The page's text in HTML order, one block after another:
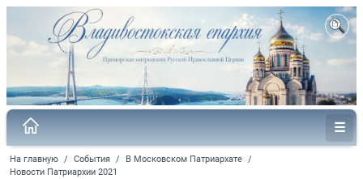
На главную / События / В Московском Патриархате /
Новости Патриархии 2021